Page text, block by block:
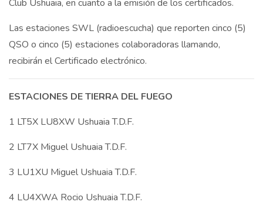
Club Ushuaia, en cuanto a la emisión de los certificados.
Las estaciones SWL (radioescucha) que reporten cinco (5)
QSO o cinco (5) estaciones colaboradoras llamando,
recibirán el Certificado electrónico.
ESTACIONES DE TIERRA DEL FUEGO
1 LT5X LU8XW Ushuaia T.D.F.
2 LT7X Miguel Ushuaia T.D.F.
3 LU1XU Miguel Ushuaia T.D.F.
4 LU4XWA Rocio Ushuaia T.D.F.